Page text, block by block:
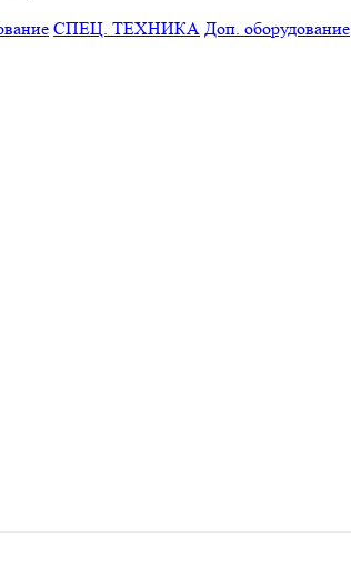
СПЕЦ. ТЕХНИКА Доп. оборудование